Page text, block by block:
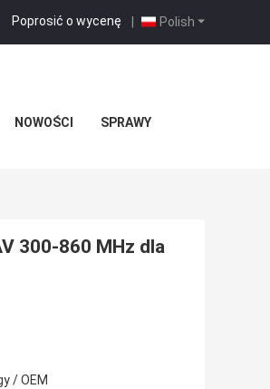
Polish
Poprosić o wycenę |
NOWOŚCI SPRAWY
300-860 MHz dla
/ OEM